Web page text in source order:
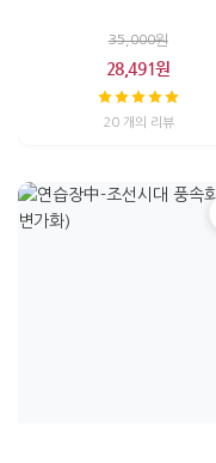
35,000원
28,491원
20 개의 리뷰